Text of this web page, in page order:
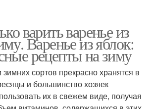
варить варенье из
Варенье из яблок:
рецепты на зиму
сортов прекрасно хранятся в
и большинство хозяек
их в свежем виде, получая